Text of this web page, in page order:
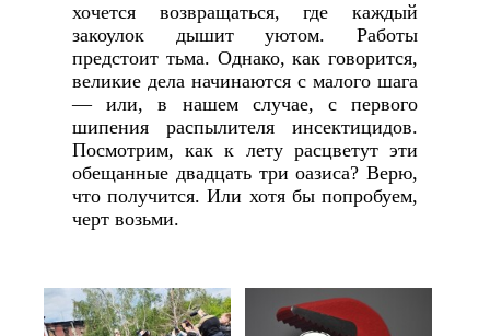
хочется возвращаться, где каждый
закоулок дышит уютом. Работы
предстоит тьма. Однако, как говорится,
великие дела начинаются с малого шага
— или, в нашем случае, с первого
шипения распылителя инсектицидов.
Посмотрим, как к лету расцветут эти
обещанные двадцать три оазиса? Верю,
что получится. Или хотя бы попробуем,
черт возьми.